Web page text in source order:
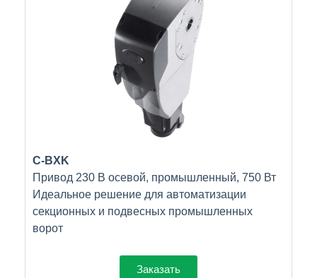
C-BXK
Привод 230 В осевой, промышленный, 750 Вт
Идеальное решение для автоматизации
секционных и подвесных промышленных
ворот
Заказать